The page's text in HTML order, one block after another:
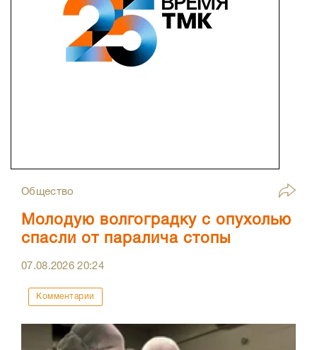
Общество
Молодую волгоградку с опухолью
спасли от паралича стопы
07.08.202620:24
Комментарии